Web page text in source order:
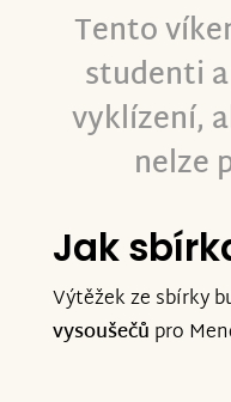
Tento
studenti
vyklízení,
nelze
Jak
Výtěžek ze sbírky
vysoušečů pro